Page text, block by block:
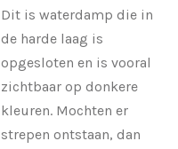
Dit is waterdamp die in
de harde laag is
opgesloten en is vooral
zichtbaar op donkere
kleuren. Mochten er
strepen ontstaan, dan